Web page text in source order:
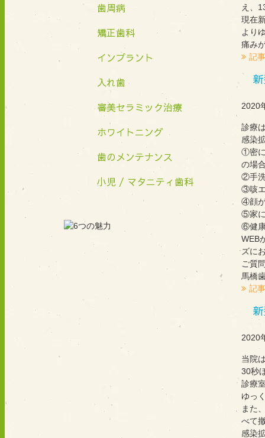
歯周病
矯正歯科
インプラント
入れ歯
審美セラミック治療
ホワイトニング
歯のメンテナンス
小児 / マタニティ歯科
え、
現在
より
痛み
記
2020
診療
感染
①密に
の場
②手
③咳エ
④顔が
⑤家に
⑥健
WEB
ズに
ご質
馬橋
記
2020
当院
30秒
診療
ゆっ
また
べて
感染